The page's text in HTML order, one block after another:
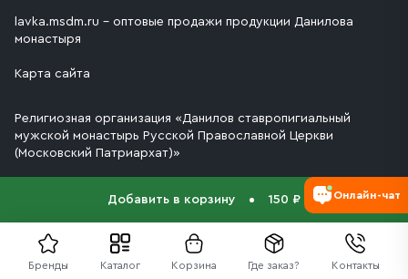
Бренды Каталог Корзина Где заказ? Контакты
Добавить в корзину 150 ₽
lavka.msdm.ru – оптовые продажи продукции Данилова
монастыря
Карта сайта
Религиозная организация «Данилов ставропигиальный
мужской монастырь Русской Православной Церкви
(Московский Патриархат)»
Онлайн-чат